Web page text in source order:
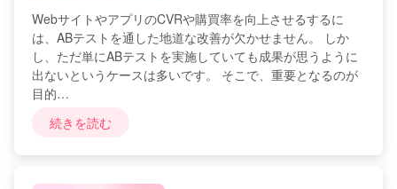
WebサイトやアプリのCVRや購買率を向上させるするに
は、ABテストを通した地道な改善が欠かせません。 しか
し、ただ単にABテストを実施していても成果が思うように
出ないというケースは多いです。 そこで、重要となるのが
目的…
続きを読む